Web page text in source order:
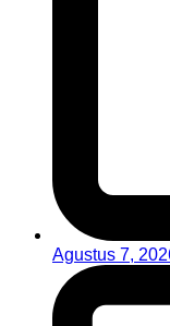
Agustus 7,